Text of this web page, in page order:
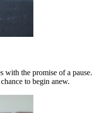
with the promise of a pause.
to begin anew.